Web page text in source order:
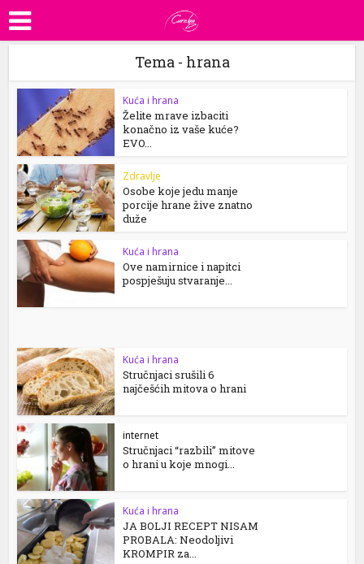
Tema - hrana
Kuća i hrana
Želite mrave izbaciti
konačno iz vaše kuće?
EVO...
Zdravlje
Osobe koje jedu manje
porcije hrane žive znatno
duže
Kuća i hrana
Ove namirnice i napitci
pospješuju stvaranje...
Kuća i hrana
Stručnjaci srušili 6
najčešćih mitova o hrani
internet
Stručnjaci “razbili” mitove
o hrani u koje mnogi...
Kuća i hrana
JA BOLJI RECEPT NISAM
PROBALA: Neodoljivi
KROMPIR za...